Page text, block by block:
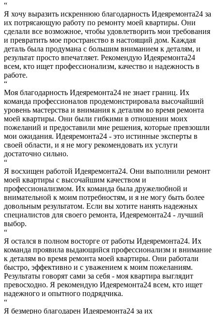
“
Я хочу выразить искреннюю благодарность Идеяремонта24 за
их потрясающую работу по ремонту моей квартиры. Они
сделали все возможное, чтобы удовлетворить мои требования
и превратить мое пространство в настоящий дом. Каждая
деталь была продумана с большим вниманием к деталям, и
результат просто впечатляет. Рекомендую Идеяремонта24
всем, кто ищет профессионализм, качество и надежность в
работе.
“
Моя благодарность Идеяремонта24 не знает границ. Их
команда профессионалов продемонстрировала высочайший
уровень мастерства и внимания к деталям во время ремонта
моей квартиры. Они были гибкими в отношении моих
пожеланий и предоставили мне решения, которые превзошли
мои ожидания. Идеяремонта24 - это истинные эксперты в
своей области, и я не могу рекомендовать их услуги
достаточно сильно.
“
Я восхищен работой Идеяремонта24. Они выполнили ремонт
моей квартиры с высочайшим качеством и
профессионализмом. Их команда была дружелюбной и
внимательной к моим потребностям, и я не могу быть более
довольным результатом. Если вы хотите нанять надежных
специалистов для своего ремонта, Идеяремонта24 - лучший
выбор.
“
Я остался в полном восторге от работы Идеяремонта24. Их
команда проявила выдающийся профессионализм и внимание
к деталям во время ремонта моей квартиры. Они работали
быстро, эффективно и с уважением к моим пожеланиям.
Результаты говорят сами за себя - моя квартира выглядит
превосходно. Я рекомендую Идеяремонта24 всем, кто ищет
надежного и опытного подрядчика.
“
Я безмерно благодарен Идеяремонта24 за их